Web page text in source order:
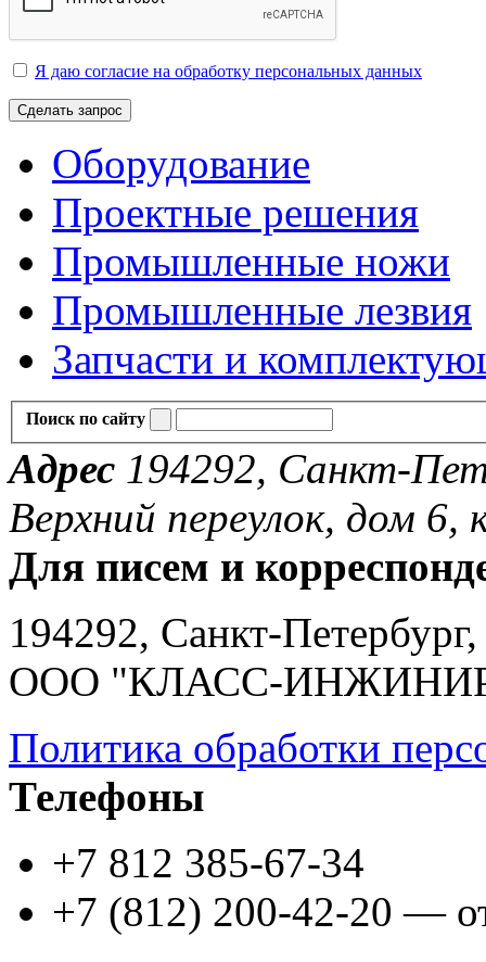
Я даю согласие на обработку персональных данных
Сделать запрос
Оборудование
Проектные решения
Промышленные ножи
Промышленные лезвия
Запчасти и
Поиск по сайту
Адрес 194292, Санкт-
Верхний переулок, дом
Для писем и
194292, Санкт-
ООО "КЛАСС-
Политика обработки
Телефоны
+7 812 385-67-34
+7 (812) 200-42-20 —